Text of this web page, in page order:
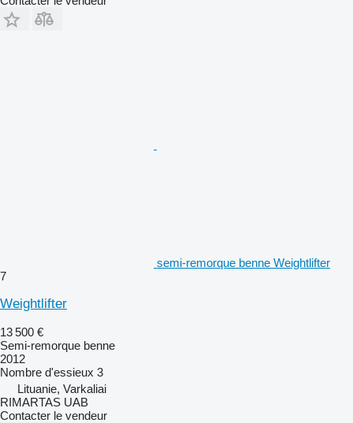
semi-remorque benne Weightlifter
7
Weightlifter
13 500 €
Semi-remorque benne
2012
Nombre d'essieux 3
Lituanie, Varkaliai
RIMARTAS UAB
Contacter le vendeur